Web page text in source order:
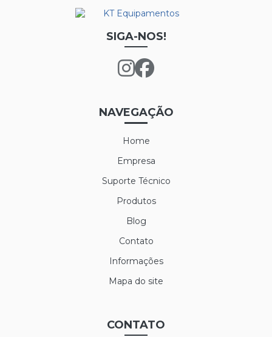
LUVA NYLON PARA CAMARA FRIA
LUVA POLIFLEX BRANCA
MEIÃO EM LÃ PARA CAMARA FRIA
PROTETOR AUDITIVO AGENA SPR
SIGA-NOS!
NAVEGAÇÃO
Home
Empresa
Suporte Técnico
Produtos
Blog
Contato
Informações
Mapa do site
CONTATO